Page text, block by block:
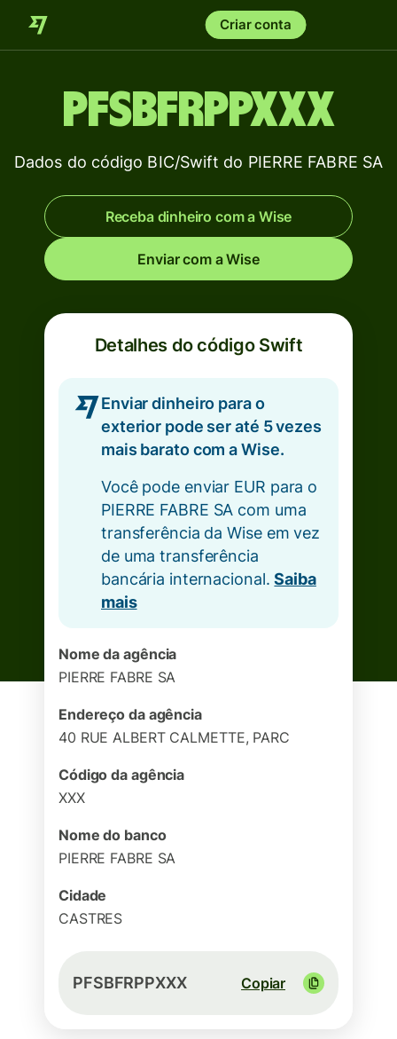
Criar conta
PFSBFRPPXXX
Dados do código BIC/Swift do PIERRE FABRE SA
Receba dinheiro com a Wise
Enviar com a Wise
Detalhes do código Swift
Enviar dinheiro para o
exterior pode ser até 5 vezes
mais barato com a Wise.
Você pode enviar EUR para o
PIERRE FABRE SA com uma
transferência da Wise em vez
de uma transferência
bancária internacional.Saiba
mais
Nome da agência
PIERRE FABRE SA
Endereço da agência
40 RUE ALBERT CALMETTE, PARC
Código da agência
XXX
Nome do banco
PIERRE FABRE SA
Cidade
CASTRES
PFSBFRPPXXX Copiar